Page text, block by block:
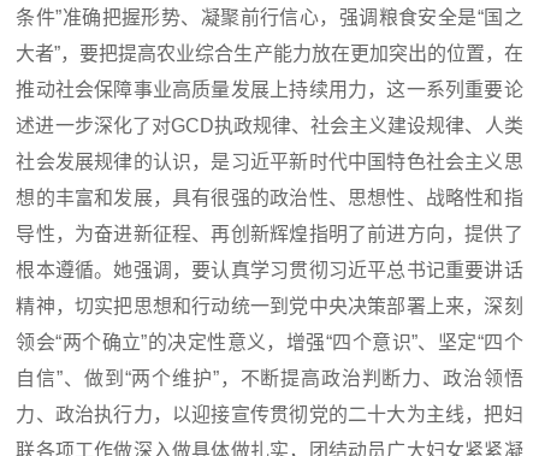
条件”准确把握形势、凝聚前行信心，强调粮食安全是“国之
大者”，要把提高农业综合生产能力放在更加突出的位置，在
推动社会保障事业高质量发展上持续用力，这一系列重要论
述进一步深化了对GCD执政规律、社会主义建设规律、人类
社会发展规律的认识，是习近平新时代中国特色社会主义思
想的丰富和发展，具有很强的政治性、思想性、战略性和指
导性，为奋进新征程、再创新辉煌指明了前进方向，提供了
根本遵循。她强调，要认真学习贯彻习近平总书记重要讲话
精神，切实把思想和行动统一到党中央决策部署上来，深刻
领会“两个确立”的决定性意义，增强“四个意识”、坚定“四个
自信”、做到“两个维护”，不断提高政治判断力、政治领悟
力、政治执行力，以迎接宣传贯彻党的二十大为主线，把妇
联各项工作做深入做具体做扎实，团结动员广大妇女紧紧凝